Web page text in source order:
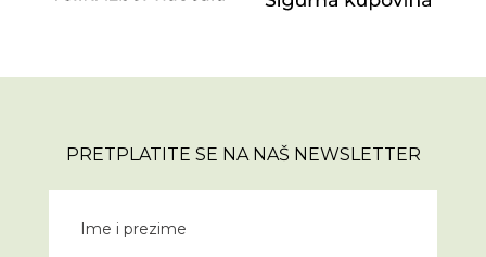
PRETPLATITE SE NA NAŠ NEWSLETTER